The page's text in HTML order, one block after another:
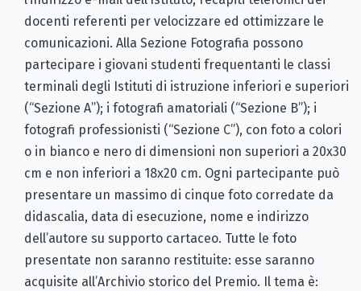
docenti referenti per velocizzare ed ottimizzare le
comunicazioni. Alla Sezione Fotografia possono
partecipare i giovani studenti frequentanti le classi
terminali degli Istituti di istruzione inferiori e superiori
(“Sezione A”); i fotografi amatoriali (“Sezione B”); i
fotografi professionisti (“Sezione C”), con foto a colori
o in bianco e nero di dimensioni non superiori a 20x30
cm e non inferiori a 18x20 cm. Ogni partecipante può
presentare un massimo di cinque foto corredate da
didascalia, data di esecuzione, nome e indirizzo
dell’autore su supporto cartaceo. Tutte le foto
presentate non saranno restituite: esse saranno
acquisite all’Archivio storico del Premio. Il tema è: